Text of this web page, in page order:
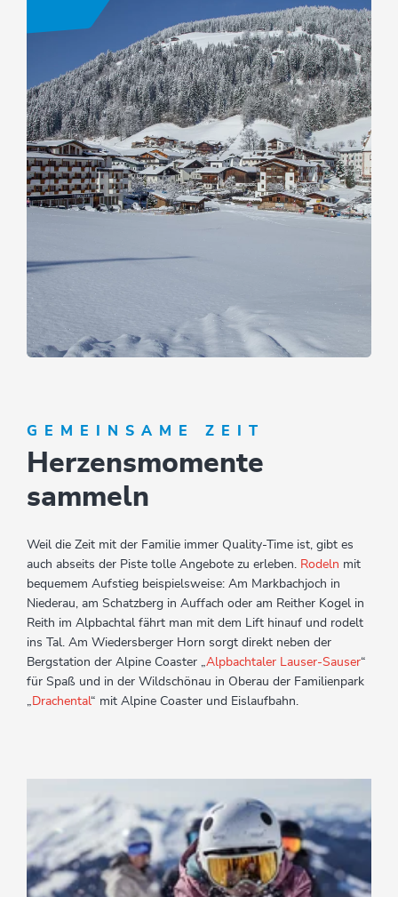
GEMEINSAME ZEIT
Herzensmomente
sammeln
Weil die Zeit mit der Familie immer Quality-Time ist, gibt es
auch abseits der Piste tolle Angebote zu erleben. Rodeln mit
bequemem Aufstieg beispielsweise: Am Markbachjoch in
Niederau, am Schatzberg in Auffach oder am Reither Kogel in
Reith im Alpbachtal fährt man mit dem Lift hinauf und rodelt
ins Tal. Am Wiedersberger Horn sorgt direkt neben der
Bergstation der Alpine Coaster „Alpbachtaler Lauser-Sauser“
für Spaß und in der Wildschönau in Oberau der Familienpark
„ Drachental“ mit Alpine Coaster und Eislaufbahn.